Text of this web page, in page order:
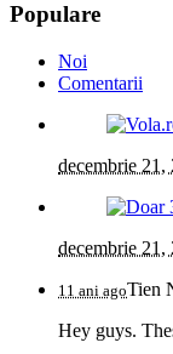
Populare
Noi
Comentarii
decembrie 21,
decembrie 21,
11 ani agoTien
Hey guys.